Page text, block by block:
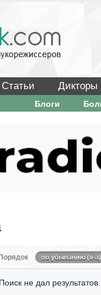
Статьи Дикторы
Блоги
Порядок по убыванию (я-а)
Поиск не дал результатов.